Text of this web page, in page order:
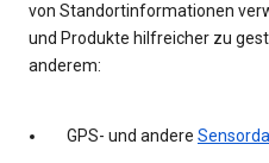
von Standortinformationen
und Produkte hilfreicher zu
anderem:
GPS- und andere